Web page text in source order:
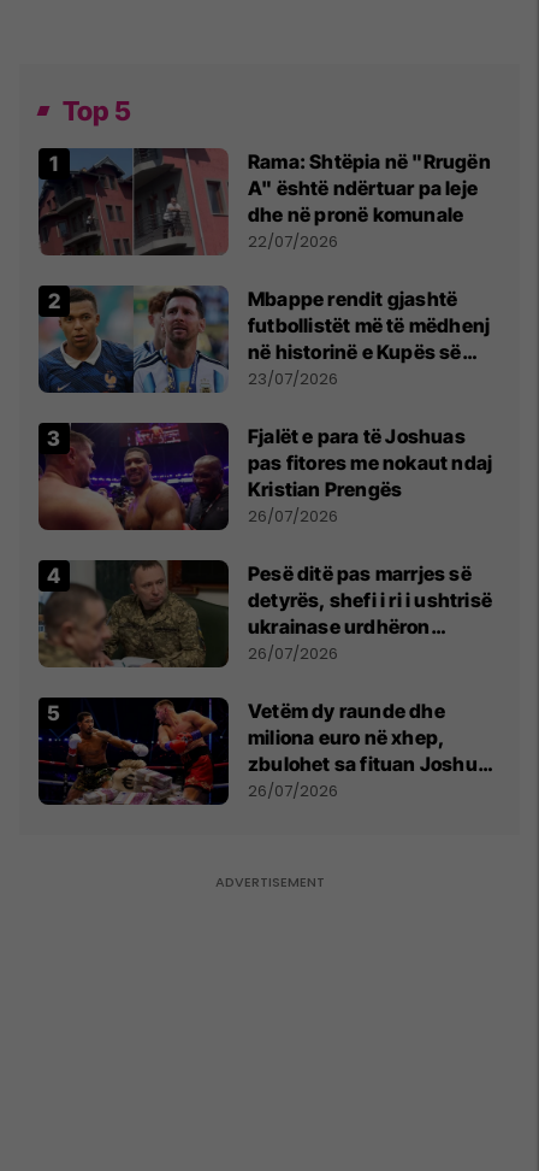
Top 5
Rama: Shtëpia në "Rrugën
A" është ndërtuar pa leje
dhe në pronë komunale
22/07/2026
Mbappe rendit gjashtë
futbollistët më të mëdhenj
në historinë e Kupës së
Botës, Messi mbetet i dyti
23/07/2026
Fjalët e para të Joshuas
pas fitores me nokaut ndaj
Kristian Prengës
26/07/2026
Pesë ditë pas marrjes së
detyrës, shefi i ri i ushtrisë
ukrainase urdhëron
kontroll të madh
26/07/2026
Vetëm dy raunde dhe
miliona euro në xhep,
zbulohet sa fituan Joshua
e Prenga
26/07/2026